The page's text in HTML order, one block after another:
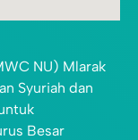
NU) Mlarak
Syuriah dan
Besar